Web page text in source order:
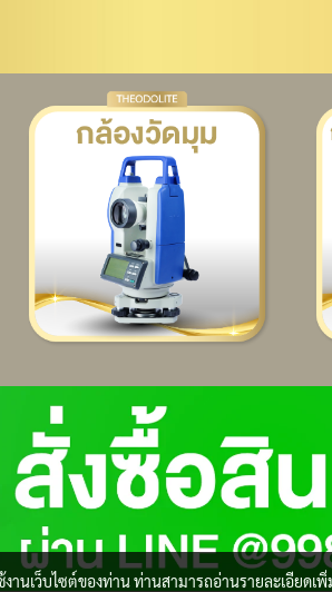
นเว็บไซต์ของท่าน ท่านสามารถอ่านรายละเอียดเพิ่